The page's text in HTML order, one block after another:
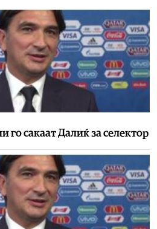
го сакаат Далиќ за селектор